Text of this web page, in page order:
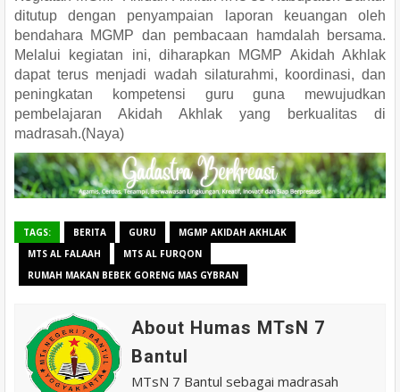
ditutup dengan penyampaian laporan keuangan oleh
bendahara MGMP dan pembacaan hamdalah bersama.
Melalui kegiatan ini, diharapkan MGMP Akidah Akhlak
dapat terus menjadi wadah silaturahmi, koordinasi, dan
peningkatan kompetensi guru guna mewujudkan
pembelajaran Akidah Akhlak yang berkualitas di
madrasah.(Naya)
TAGS: BERITA GURU
MGMP AKIDAH AKHLAK
MTS AL FALAAH
MTS AL FURQON
RUMAH MAKAN BEBEK GORENG MAS GYBRAN
About Humas MTsN 7
Bantul
MTsN 7 Bantul sebagai madrasah